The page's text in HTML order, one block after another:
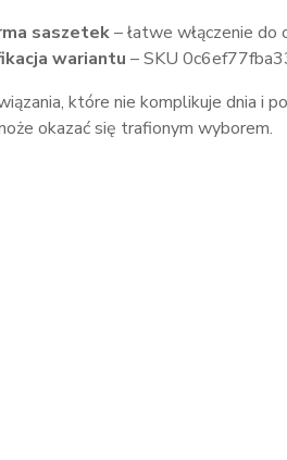
saszetek– łatwe włączenie do
wariantu – SKU
które nie komplikuje dnia i
okazać się trafionym wyborem.